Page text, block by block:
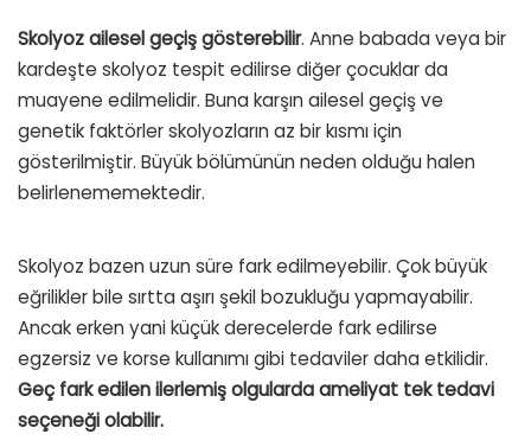
Skolyoz ailesel geçiş gösterebilir. Anne babada veya bir
kardeşte skolyoz tespit edilirse diğer çocuklar da
muayene edilmelidir. Buna karşın ailesel geçiş ve
genetik faktörler skolyozların az bir kısmı için
gösterilmiştir. Büyük bölümünün neden olduğu halen
belirlenememektedir.
Skolyoz bazen uzun süre fark edilmeyebilir. Çok büyük
eğrilikler bile sırtta aşırı şekil bozukluğu yapmayabilir.
Ancak erken yani küçük derecelerde fark edilirse
egzersiz ve korse kullanımı gibi tedaviler daha etkilidir.
Geç fark edilen ilerlemiş olgularda ameliyat tek tedavi
seçeneği olabilir.